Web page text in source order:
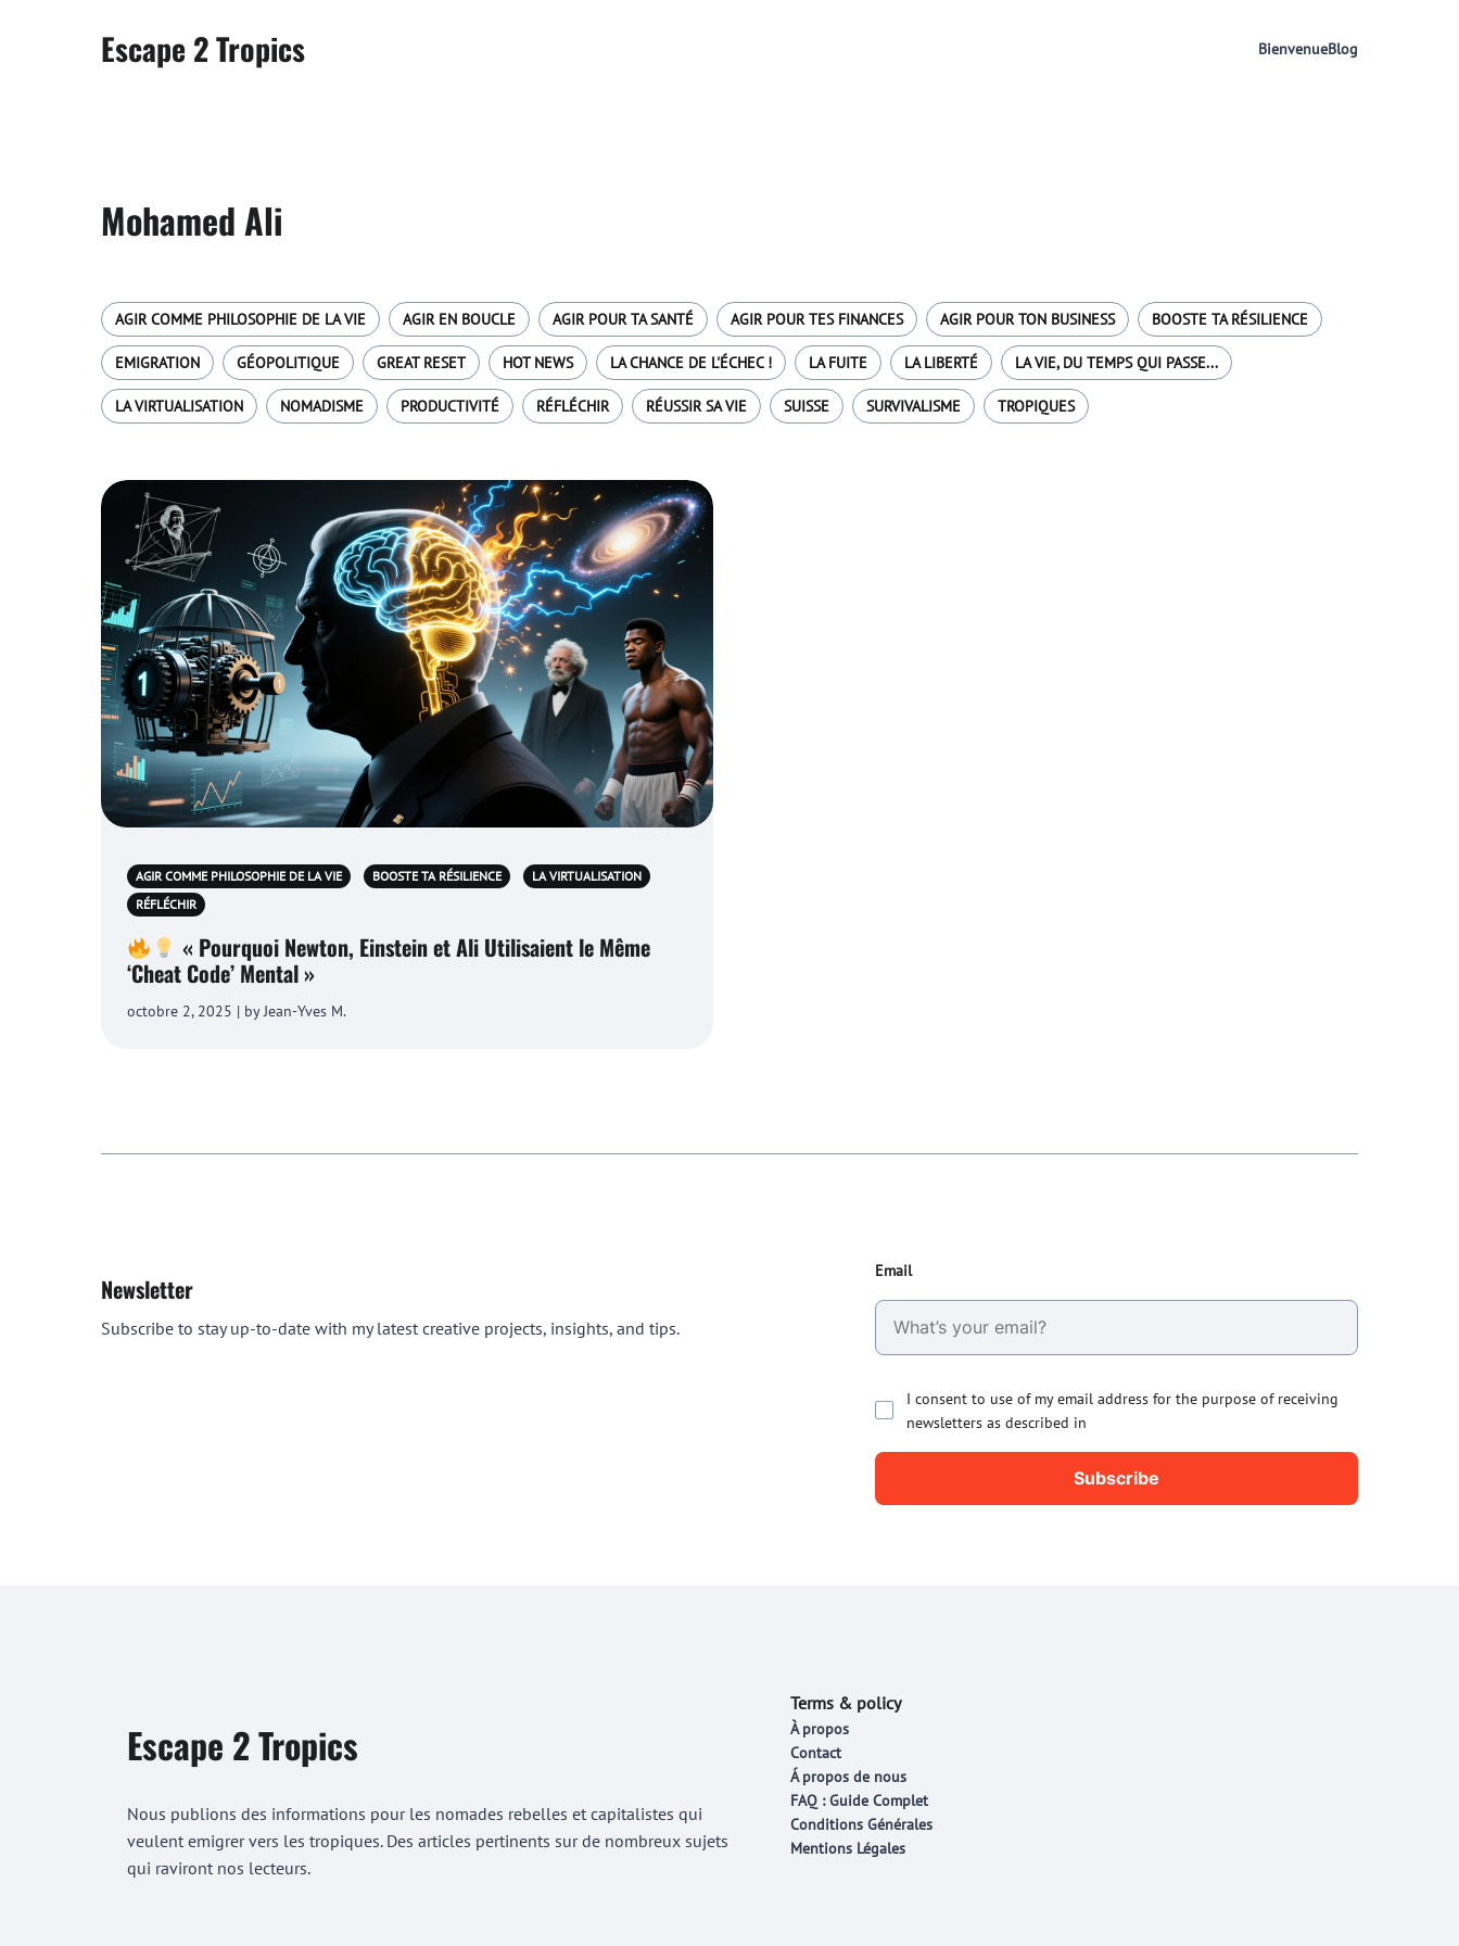
Escape 2 Tropics BienvenueBlog
Mohamed Ali
AGIR COMME PHILOSOPHIE DE LA VIE AGIR EN BOUCLE AGIR POUR TA SANTÉ AGIR POUR TES FINANCES AGIR POUR TON BUSINESS BOOSTE TA RÉSILIENCE
EMIGRATION GÉOPOLITIQUE GREAT RESET HOT NEWS LA CHANCE DE L'ÉCHEC ! LA FUITE LA LIBERTÉ LA VIE, DU TEMPS QUI PASSE...
LA VIRTUALISATION NOMADISME PRODUCTIVITÉ RÉFLÉCHIR RÉUSSIR SA VIE SUISSE SURVIVALISME TROPIQUES
AGIR COMME PHILOSOPHIE DE LA VIE BOOSTE TA RÉSILIENCE
LA VIRTUALISATION
RÉFLÉCHIR
« Pourquoi Newton, Einstein et Ali Utilisaient le Même
‘Cheat Code’ Mental »
octobre 2, 2025 | by Jean-Yves M.
Newsletter
Subscribe to stay up-to-date with my latest creative projects, insights, and tips.
Email
I consent to use of my email address for the purpose of receiving
newsletters as described in
Escape 2 Tropics
Nous publions des informations pour les nomades rebelles et capitalistes qui
veulent emigrer vers les tropiques. Des articles pertinents sur de nombreux sujets
qui raviront nos lecteurs.
Terms & policy
À propos
Contact
Á propos de nous
FAQ : Guide Complet
Conditions Générales
Mentions Légales